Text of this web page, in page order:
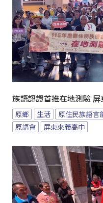
族語認證首推在地測驗
原鄉 生活 原住民族語言
原語會
屏東來義高中